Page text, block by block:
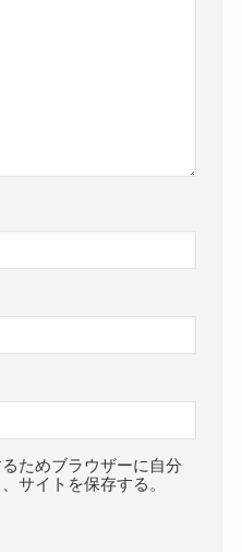
ためブラウザーに自分
サイトを保存する。